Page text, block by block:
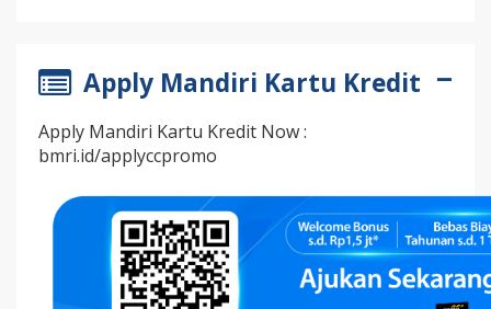
Apply Mandiri Kartu Kredit
Apply Mandiri Kartu Kredit Now :
bmri.id/applyccpromo